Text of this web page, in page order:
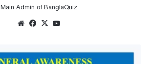
Main Admin of BanglaQuiz
WebsiteFacebook
X